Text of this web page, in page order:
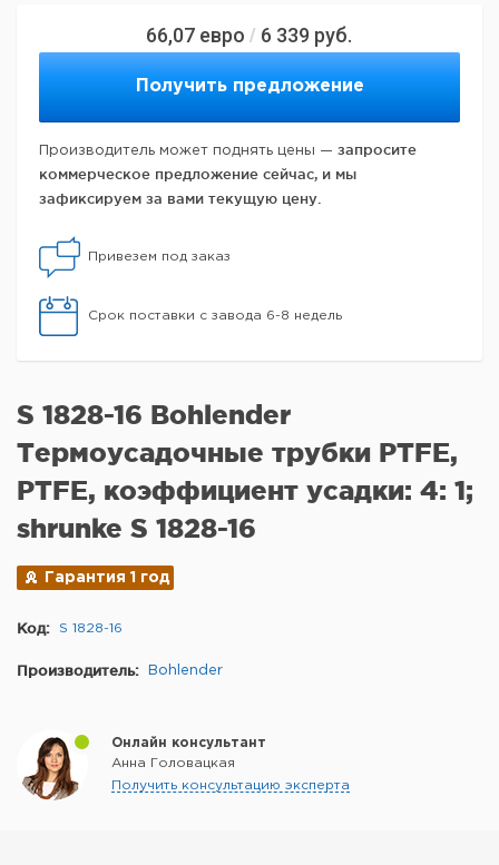
66,07 евро / 6 339 руб.
Получить предложение
Производитель может поднять цены — запросите
коммерческое предложение сейчас, и мы
зафиксируем за вами текущую цену.
Привезем под заказ
Срок поставки с завода 6-8 недель
S 1828-16 Bohlender
Термоусадочные трубки PTFE,
PTFE, коэффициент усадки: 4: 1;
shrunke S 1828-16
Гарантия 1 год
Код: S 1828-16
Производитель: Bohlender
Онлайн консультант
Анна Головацкая
Получить консультацию эксперта